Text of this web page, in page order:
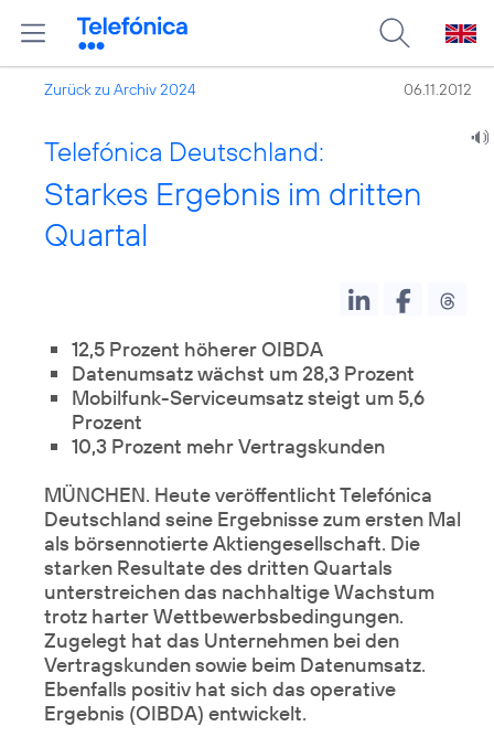
Zurück zu Archiv 2024 06.11.2012
Telefónica Deutschland:
Starkes Ergebnis im dritten
Quartal
12,5 Prozent höherer OIBDA
Datenumsatz wächst um 28,3 Prozent
Mobilfunk-Serviceumsatz steigt um 5,6
Prozent
10,3 Prozent mehr Vertragskunden
MÜNCHEN. Heute veröffentlicht Telefónica
Deutschland seine Ergebnisse zum ersten Mal
als börsennotierte Aktiengesellschaft. Die
starken Resultate des dritten Quartals
unterstreichen das nachhaltigeWachstum
trotz harter Wettbewerbsbedingungen.
Zugelegt hat das Unternehmen bei den
Vertragskunden sowie beim Datenumsatz.
Ebenfalls positiv hat sich das operative
Ergebnis (OIBDA) entwickelt.